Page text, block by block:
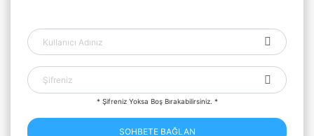
* Şifreniz Yoksa Boş Bırakabilirsiniz. *
SOHBETE BAĞLAN